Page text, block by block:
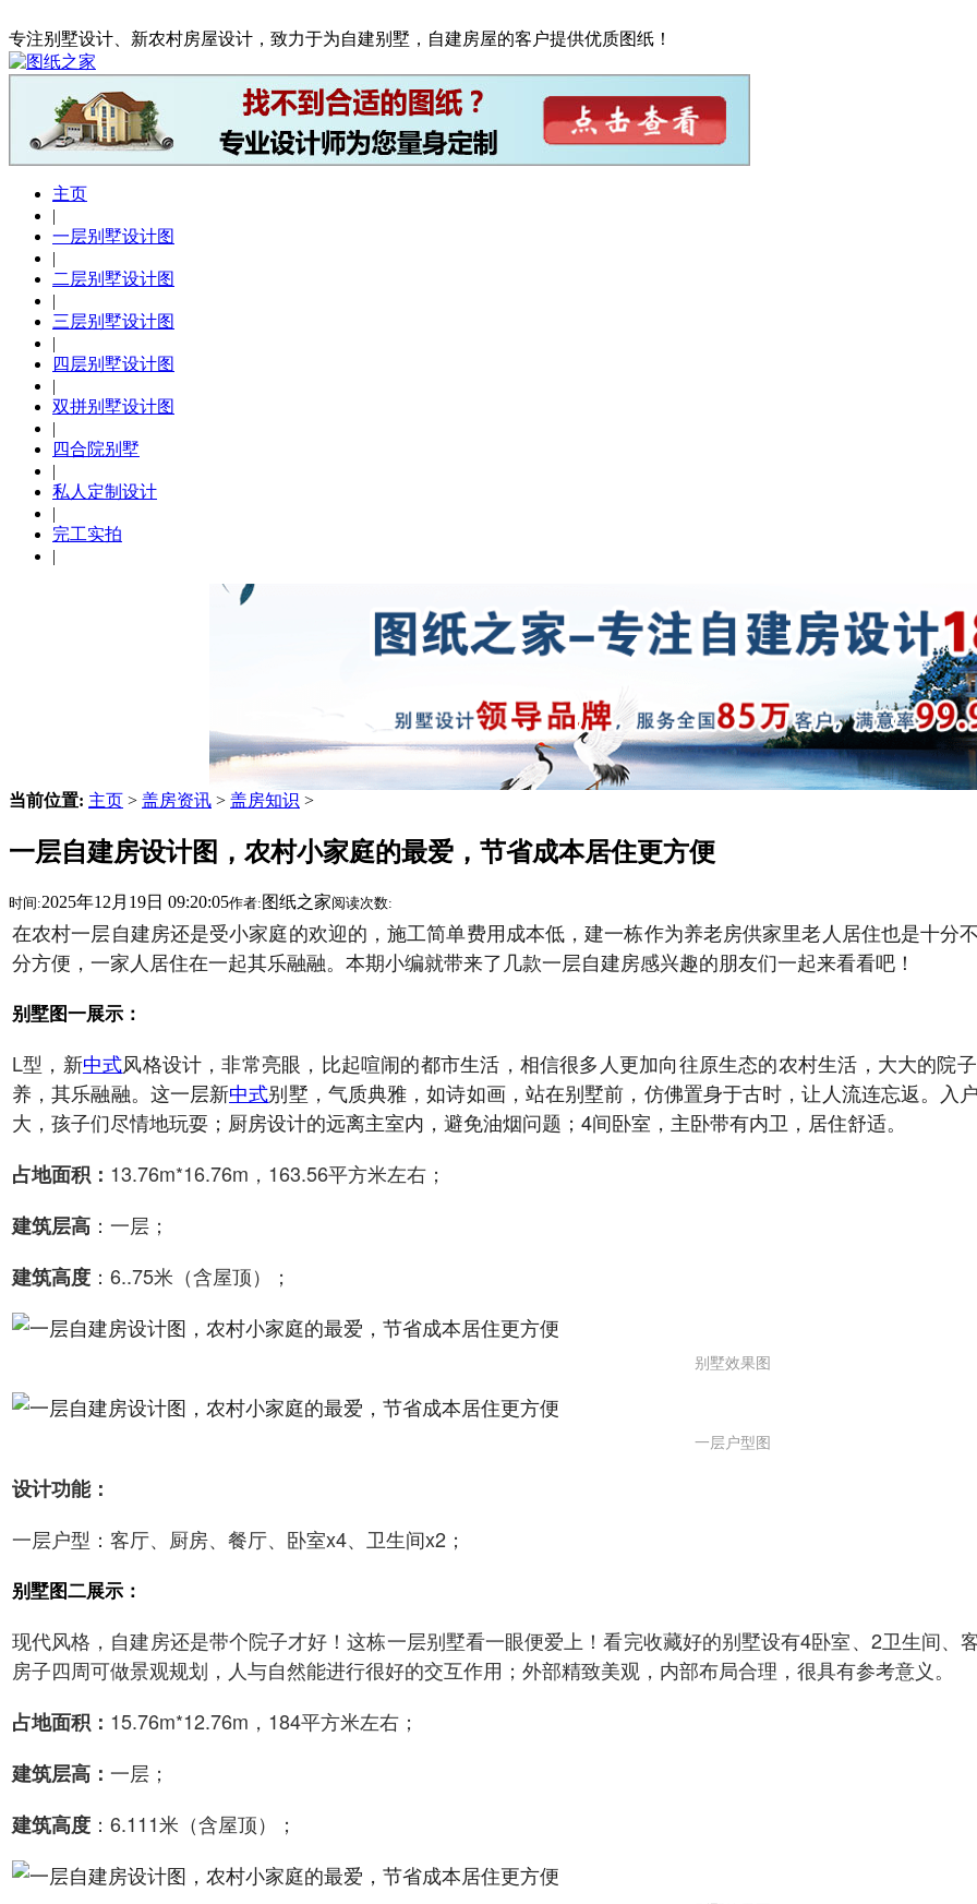
专注别墅设计、新农村房屋设计，致力于为自建别墅，自建房屋的客户提供优质图纸！
主页
|
一层别墅设计图
|
二层别墅设计图
|
三层别墅设计图
|
四层别墅设计图
|
双拼别墅设计图
|
四合院别墅
|
私人定制设计
|
完工实拍
|
当前位置: 主页 > 盖房资讯 > 盖房知识 >
一层自建房设计图，农村小家庭的最爱，节省成本居住更方便
时间:2025年12月19日 09:20:05作者: 图纸之家阅读次数:
在农村一层自建房还是受小家庭的欢迎的，施工简单费用成本低，建一栋作为养老房供家里老人居住也是十分
分方便，一家人居住在一起其乐融融。本期小编就带来了几款一层自建房感兴趣的朋友们一起来看看吧！
别墅图一展示：
L型 ，新中式风格设计，非常亮眼，比起喧闹的都市生活，相信很多人更加向往原生态的农村生活，大大的院
养，其乐融融。这一层新中式别墅，气质典雅，如诗如画，站在别墅前，仿佛置身于古时，让人流连忘返。入
大，孩子们尽情地玩耍；厨房设计的远离主室内，避免油烟问题；4间卧室，主卧带有内卫，居住舒适。
占地面积： 13.76m*16.76m，163.56平方米左右；
建筑层高 ：一层；
建筑高度 ：6..75米（含屋顶）；
别墅效果图
一层户型图
设计功能：
一层户型：客厅、厨房、餐厅、卧室x4、卫生间x2；
别墅图二展示：
现代风格，自建房还是带个院子才好！这栋一层别墅看一眼便爱上！看完收藏好的别墅设有4卧室、2卫生间、
房子四周可做景观规划，人与自然能进行很好的交互作用；外部精致美观，内部布局合理，很具有参考意义。
占地面积： 15.76m*12.76m，184平方米左右；
建筑层高： 一层；
建筑高度 ：6.111米（含屋顶）；